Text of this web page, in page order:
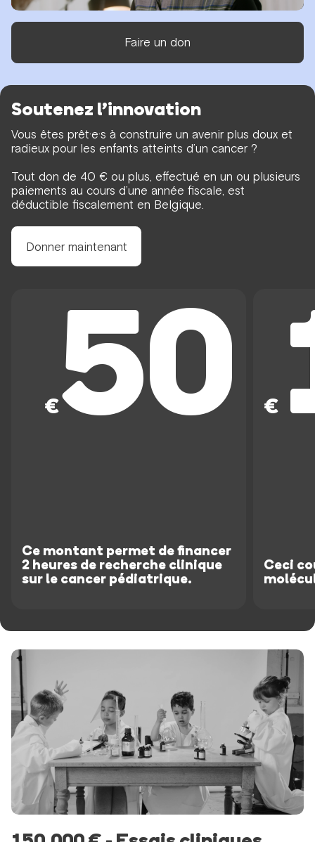
Faire un don
Soutenez l’innovation
Vous êtes prêt·e·s à construire un avenir plus doux et
radieux pour les enfants atteints d’un cancer ?
Tout don de 40 € ou plus, effectué en un ou plusieurs
paiements au cours d’une année fiscale, est
déductible fiscalement en Belgique.
Donner maintenant
50
€
Ce montant permet de financer
2 heures de recherche clinique
sur le cancer pédiatrique.
€
Ceci